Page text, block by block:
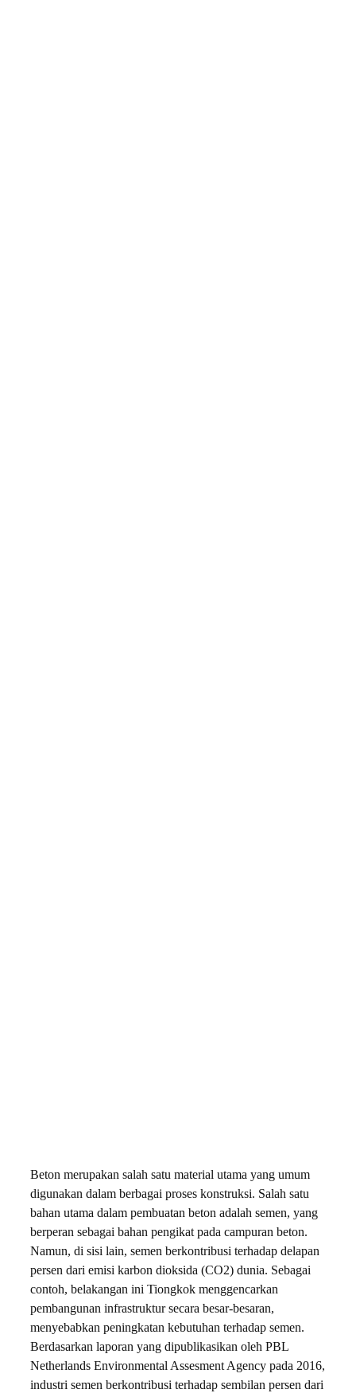
Beton merupakan salah satu material utama yang umum
digunakan dalam berbagai proses konstruksi. Salah satu
bahan utama dalam pembuatan beton adalah semen, yang
berperan sebagai bahan pengikat pada campuran beton.
Namun, di sisi lain, semen berkontribusi terhadap delapan
persen dari emisi karbon dioksida (CO2) dunia. Sebagai
contoh, belakangan ini Tiongkok menggencarkan
pembangunan infrastruktur secara besar-besaran,
menyebabkan peningkatan kebutuhan terhadap semen.
Berdasarkan laporan yang dipublikasikan oleh PBL
Netherlands Environmental Assesment Agency pada 2016,
industri semen berkontribusi terhadap sembilan persen dari